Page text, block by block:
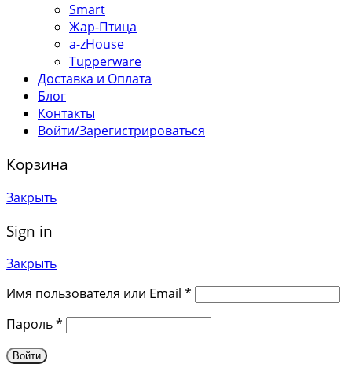
Smart
Жар-Птица
a-zHouse
Tupperware
Доставка и Оплата
Блог
Контакты
Войти/Зарегистрироваться
Корзина
Закрыть
Sign in
Закрыть
Имя пользователя или Email *
Пароль*
Войти